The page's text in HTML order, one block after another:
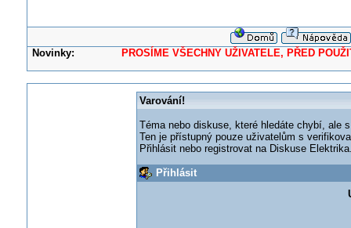
Novinky: PROSÍME VŠECHNY UŽIVATELE, PŘED
Varování!
Téma nebo diskuse, které hledáte chybí, ale
Ten je přístupný pouze uživatelům s
Přihlásit nebo registrovat na Diskuse
Přihlásit